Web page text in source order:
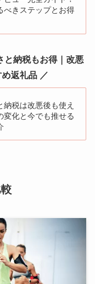
べきステップとお得
と納税もお得｜改悪
返礼品 ／
納税は改悪後も使え
変化と今でも推せる